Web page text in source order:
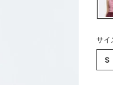
サイ
S